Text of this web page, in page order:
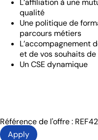
qualité
Une politique de
parcours métiers
L’accompagnement
et de vos souhaits
Un CSE dynamique
Référence de l'offre :
Apply